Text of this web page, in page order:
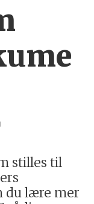
stilles til
du lære mer